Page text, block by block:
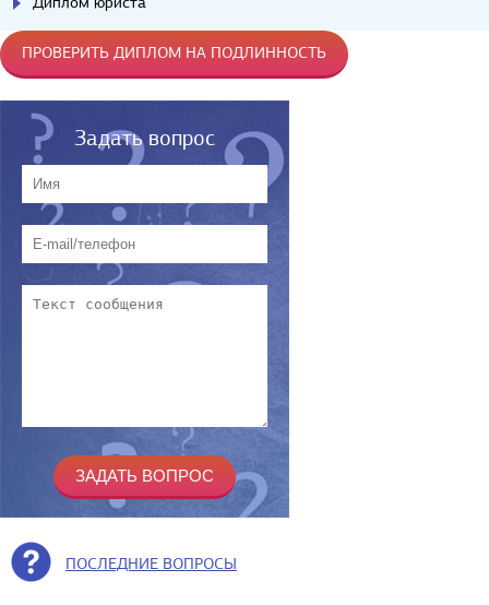
ПРОВЕРИТЬ ДИПЛОМ НА ПОДЛИННОСТЬ
Задать вопрос
ПОСЛЕДНИЕ ВОПРОСЫ